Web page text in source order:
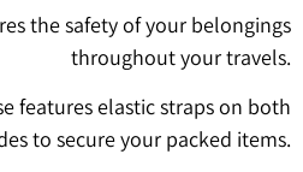
the safety of your belongings
throughout your travels.
features elastic straps on both
to secure your packed items.